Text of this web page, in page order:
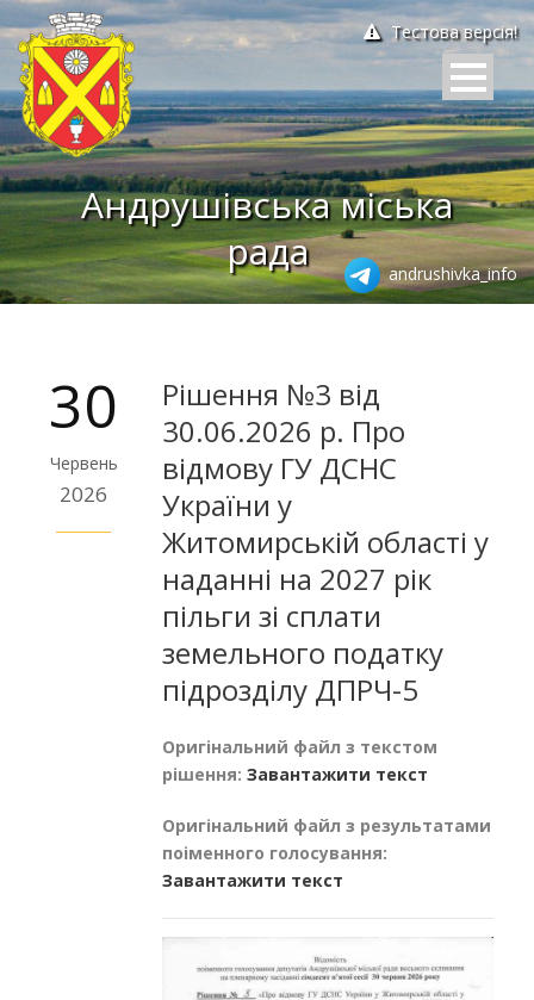
Тестова версія!
Андрушівська міська
рада
andrushivka_info
30
Червень
2026
Рішення №3 від
30.06.2026 р. Про
відмову ГУ ДСНС
України у
Житомирській області у
наданні на 2027 рік
пільги зі сплати
земельного податку
підрозділу ДПРЧ-5
Оригінальний файл з текстом
рішення: Завантажити текст
Оригінальний файл з результатами
поіменного голосування:
Завантажити текст